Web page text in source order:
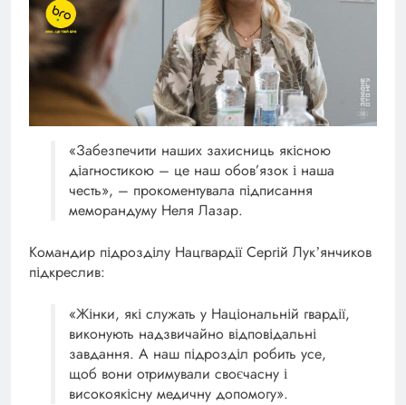
«Забезпечити наших захисниць якісною
діагностикою – це наш обов’язок і наша
честь», – прокоментувала підписання
меморандуму Неля Лазар.
Командир підрозділу Нацгвардії Сергій Лукʼянчиков
підкреслив:
«Жінки, які служать у Національній гвардії,
виконують надзвичайно відповідальні
завдання. А наш підрозділ робить усе,
щоб вони отримували своєчасну і
високоякісну медичну допомогу».